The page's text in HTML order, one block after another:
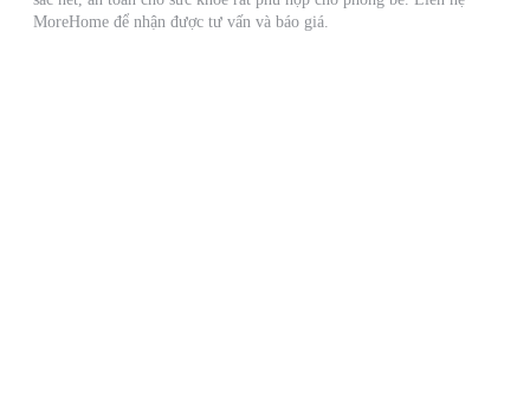
MoreHome để nhận được tư vấn và báo giá.